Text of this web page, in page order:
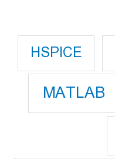
HSPICE
MATLAB